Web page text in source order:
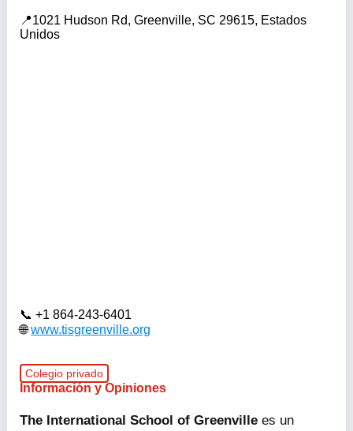
+1 864-243-6401
www.tisgreenville.org
1021 Hudson Rd, Greenville, SC 29615, Estados
Unidos
Colegio privado
Información y Opiniones
The International School of Greenville es un